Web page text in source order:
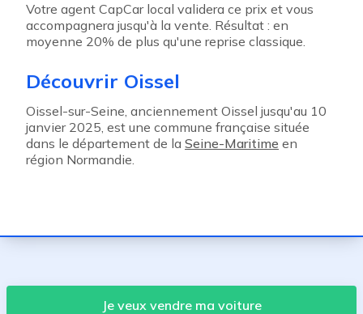
Votre agent CapCar local validera ce prix et vous
accompagnera jusqu'à la vente. Résultat : en
moyenne 20% de plus qu'une reprise classique.
Découvrir Oissel
Oissel-sur-Seine, anciennement Oissel jusqu'au 10
janvier 2025, est une commune française située
dans le département de la Seine-Maritime en
région Normandie.
Je veux vendre ma voiture